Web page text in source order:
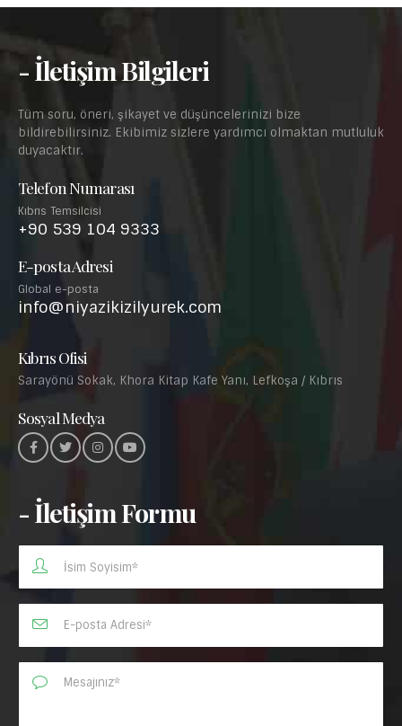
- İletişim Bilgileri
Tüm soru, öneri, şikayet ve düşüncelerinizi bize
bildirebilirsiniz. Ekibimiz sizlere yardımcı olmaktan mutluluk
duyacaktır.
Telefon Numarası
Kıbrıs Temsilcisi
+90 539 104 9333
E-posta Adresi
Global e-posta
info@niyazikizilyurek.com
Kıbrıs Ofisi
Sarayönü Sokak, Khora Kitap Kafe Yanı, Lefkoşa / Kıbrıs
Sosyal Medya
- İletişim Formu